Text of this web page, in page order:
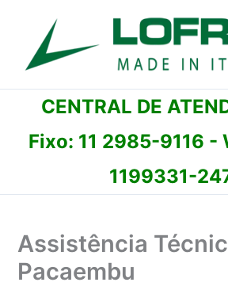
conteúdo
CENTRAL DE
Fixo: 11 2985-9116 -
1199331-
Assistência
Pacaembu